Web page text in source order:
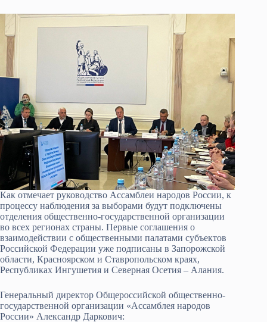
Как отмечает руководство Ассамблеи народов России, к
процессу наблюдения за выборами будут подключены
отделения общественно-государственной организации
во всех регионах страны. Первые соглашения о
взаимодействии с общественными палатами субъектов
Российской Федерации уже подписаны в Запорожской
области, Красноярском и Ставропольском краях,
Республиках Ингушетия и Северная Осетия – Алания.
Генеральный директор Общероссийской общественно-
государственной организации «Ассамблея народов
России» Александр Даркович: